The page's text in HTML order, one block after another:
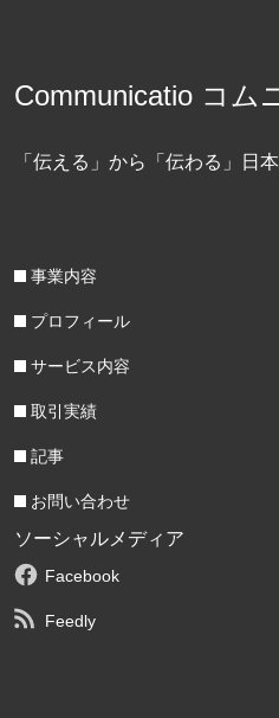
Communicatio コ
「伝える」から「伝わる」日
事業内容
プロフィール
サービス内容
取引実績
記事
お問い合わせ
ソーシャルメディア
Facebook
Feedly